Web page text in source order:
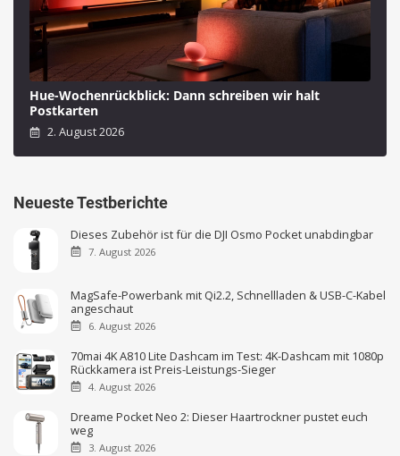
Hue-Wochenrückblick: Dann schreiben wir halt
Postkarten
2. August 2026
Neueste Testberichte
Dieses Zubehör ist für die DJI Osmo Pocket unabdingbar
7. August 2026
MagSafe-Powerbank mit Qi2.2, Schnellladen & USB-C-Kabel
angeschaut
6. August 2026
70mai 4K A810 Lite Dashcam im Test: 4K-Dashcam mit 1080p
Rückkamera ist Preis-Leistungs-Sieger
4. August 2026
Dreame Pocket Neo 2: Dieser Haartrockner pustet euch
weg
3. August 2026